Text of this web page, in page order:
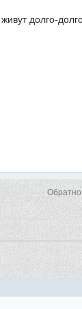
долго-
Обратно